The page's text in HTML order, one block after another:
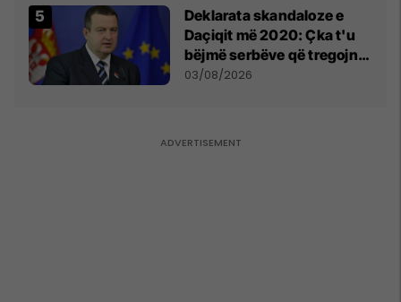
​Deklarata skandaloze e
Daçiqit më 2020: Çka t'u
bëjmë serbëve që tregojnë
ku janë varrosur shqiptarët
03/08/2026